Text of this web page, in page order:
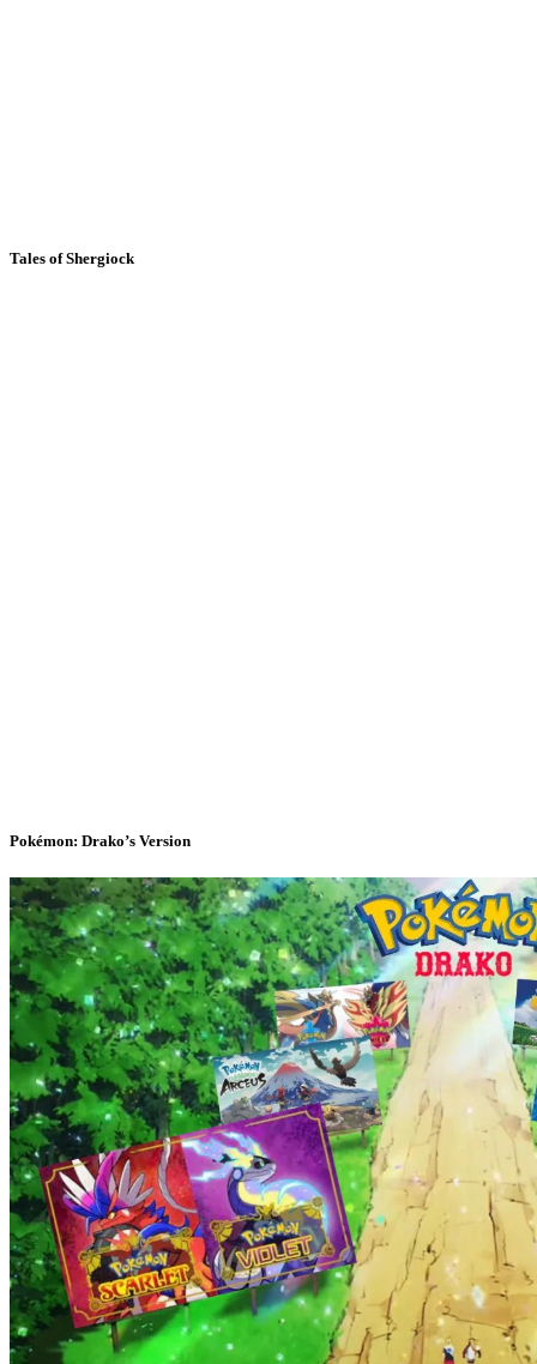
Tales of Shergiock
Pokémon: Drako’s Version